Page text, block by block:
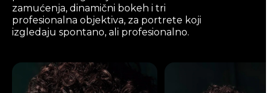
zamućenja, dinamični bokeh i tri
profesionalna objektiva, za portrete koji
izgledaju spontano, ali profesionalno.